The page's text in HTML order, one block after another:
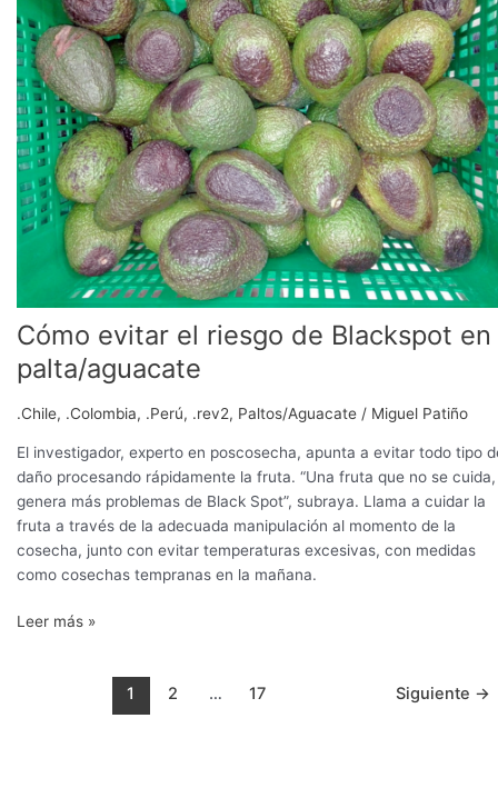
Cómo evitar el riesgo de Blackspot en
palta/aguacate
.Chile, .Colombia, .Perú, .rev2, Paltos/Aguacate / Miguel Patiño
El investigador, experto en poscosecha, apunta a evitar todo tipo
daño procesando rápidamente la fruta. “Una fruta que no se cuida,
genera más problemas de Black Spot”, subraya. Llama a cuidar la
fruta a través de la adecuada manipulación al momento de la
cosecha, junto con evitar temperaturas excesivas, con medidas
como cosechas tempranas en la mañana.
riesgo
de
Blackspot
en
palta/aguacate
Leer más »
1 2 … 17 Siguiente →